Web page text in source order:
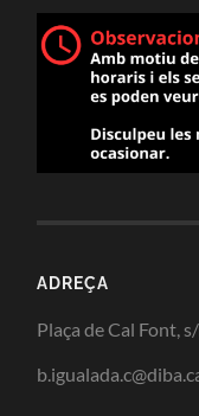
ADREÇA
Plaça de Cal Font,